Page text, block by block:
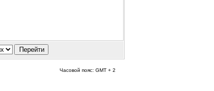
Часовой пояс: GMT + 2